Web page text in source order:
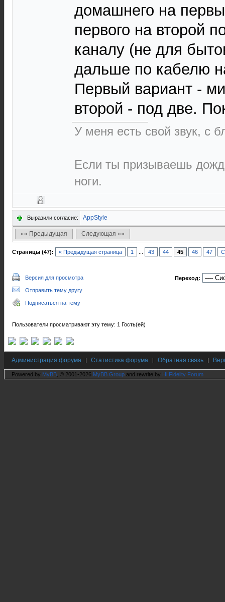
домашнего на
первого на второй
каналу (не для
дальше по кабелю
Первый вариант -
второй - под две.
У меня есть свой звук, с
Если ты призываешь
ноги.
Выразили согласие: AppStyle
«« Предыдущая Следующая »»
Страницы (47): « Предыдущая страница 1 43 44 45 46 47
Версия для просмотра
Отправить тему другу
Подписаться на тему
Переход:
Пользователи просматривают эту тему: 1 Гость(ей)
Администрация форума | Статистика форума | Обратная связь |
Powered by MyBB , © 2001-2026 MyBB Group and rewrite by Hi Fidelity Forum